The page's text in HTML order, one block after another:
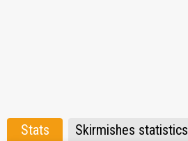
Stats Skirmishes statistics